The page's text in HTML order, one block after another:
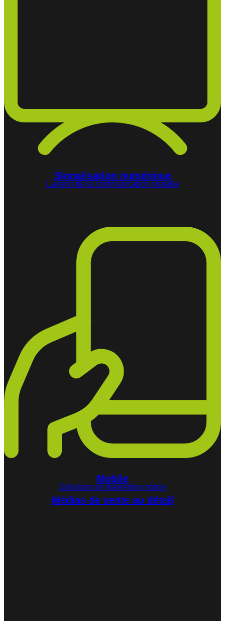
Signalisation numérique
L'avenir de la communication visuelle
Mobile
Solutions de marketing mobile
Médias de vente au détail